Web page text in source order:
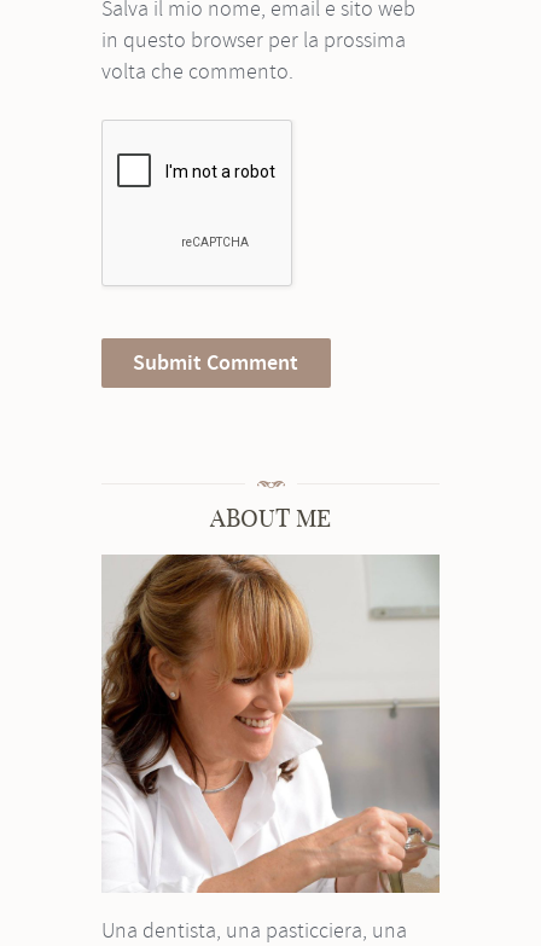
Salva il mio nome, email e sito web
in questo browser per la prossima
volta che commento.
ABOUT ME
Una dentista, una pasticciera, una